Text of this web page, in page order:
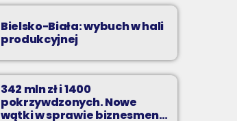
Bielsko-Biała: wybuch w hali
produkcyjnej
342 mln zł i 1400
pokrzywdzonych. Nowe
wątki w sprawie biznesmena